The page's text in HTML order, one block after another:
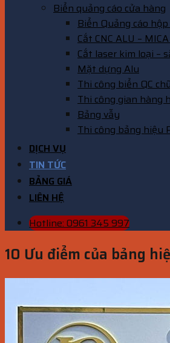
Biển quảng cáo cửa hàng
Biển Quảng cáo
Cắt CNC ALU –
Cắt laser kim loại –
Mặt dựng Alu
Thi công biển QC
Thi công gian hàng
Bảng vẫy
Thi công bảng hiệu
DỊCH VỤ
TIN TỨC
BẢNG GIÁ
LIÊN HỆ
Hotline: 0961 345 997
10 Ưu điểm của bảng